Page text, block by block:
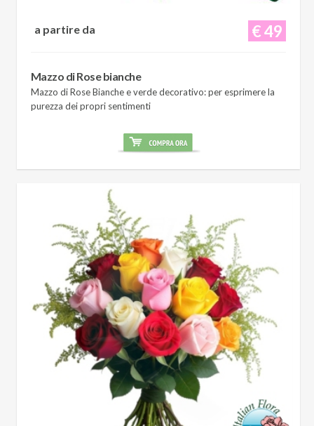
€ 49
a partire da
Mazzo di Rose bianche
Mazzo di Rose Bianche e verde decorativo: per esprimere la
purezza dei propri sentimenti